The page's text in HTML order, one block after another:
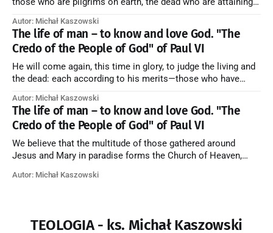
those who are pilgrims on earth, the dead who are attaining
forming one Church; and we believe that in this communion
the merciful love of God and His saints is
Autor: Michał Kaszowski
The life of man – to know and love God. "The
Credo of the People of God" of Paul VI
He will come again, this time in glory, to judge the living and
the dead: each according to his merits—those who have
those who have refused them to the end going to the fire that
is not
Autor: Michał Kaszowski
The life of man – to know and love God. "The
Credo of the People of God" of Paul VI
We believe that the multitude of those gathered around
Jesus and Mary in paradise forms the Church of Heaven,
they also, in different degrees, are associated with the holy
Autor: Michał Kaszowski
TEOLOGIA - ks. Michał Kaszowski